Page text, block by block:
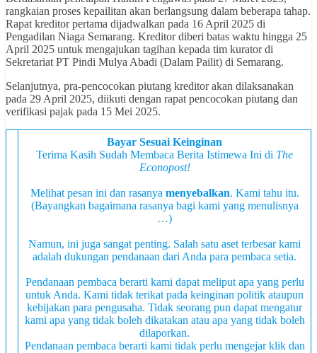
rangkaian proses kepailitan akan berlangsung dalam beberapa tahap.
Rapat kreditor pertama dijadwalkan pada 16 April 2025 di
Pengadilan Niaga Semarang. Kreditor diberi batas waktu hingga 25
April 2025 untuk mengajukan tagihan kepada tim kurator di
Sekretariat PT Pindi Mulya Abadi (Dalam Pailit) di Semarang.
Selanjutnya, pra-pencocokan piutang kreditor akan dilaksanakan
pada 29 April 2025, diikuti dengan rapat pencocokan piutang dan
verifikasi pajak pada 15 Mei 2025.
Bayar Sesuai Keinginan
Terima Kasih Sudah Membaca Berita Istimewa Ini di The
Econopost!
Melihat pesan ini dan rasanya menyebalkan. Kami tahu itu.
(Bayangkan bagaimana rasanya bagi kami yang menulisnya
…)
Namun, ini juga sangat penting. Salah satu aset terbesar kami
adalah dukungan pendanaan dari Anda para pembaca setia.
Pendanaan pembaca berarti kami dapat meliput apa yang perlu
untuk Anda. Kami tidak terikat pada keinginan politik ataupun
kebijakan para pengusaha. Tidak seorang pun dapat mengatur
kami apa yang tidak boleh dikatakan atau apa yang tidak boleh
dilaporkan.
Pendanaan pembaca berarti kami tidak perlu mengejar klik dan